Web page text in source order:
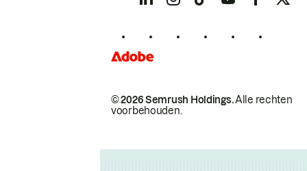
© 2026 Semrush Holdings.Alle rechten
voorbehouden.